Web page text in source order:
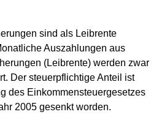
sind als Leibrente
Auszahlungen aus
(Leibrente) werden zwar
Der steuerpflichtige Anteil ist
des Einkommensteuergesetzes
2005 gesenkt worden.